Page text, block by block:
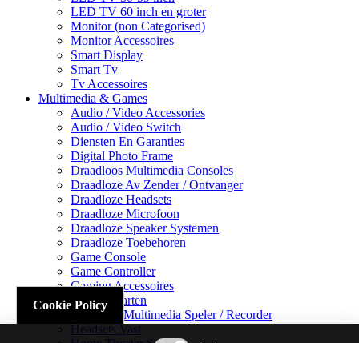
LED TV 60 inch en groter
Monitor (non Categorised)
Monitor Accessoires
Smart Display
Smart Tv
Tv Accessoires
Multimedia & Games
Audio / Video Accessories
Audio / Video Switch
Diensten En Garanties
Digital Photo Frame
Draadloos Multimedia Consoles
Draadloze Av Zender / Ontvanger
Draadloze Headsets
Draadloze Microfoon
Draadloze Speaker Systemen
Draadloze Toebehoren
Game Console
Game Controller
Gaming Accessoires
Geluidskaarten
Handheld Multimedia Speler / Recorder
Headsets Vast
Cookie Policy